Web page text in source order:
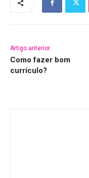
Artigo anterior
Como fazer bom
currículo?